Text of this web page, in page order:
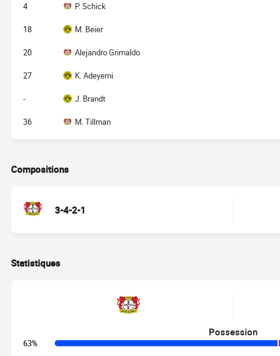
4 P. Schick
18 M. Beier
20 Alejandro Grimaldo
27 K. Adeyemi
- J. Brandt
36 M. Tillman
Compositions
3-4-2-1
Statistiques
Possession
63%